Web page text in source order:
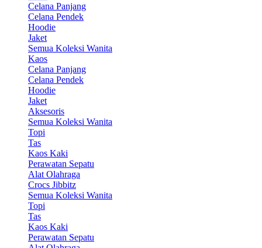
Celana Panjang
Celana Pendek
Hoodie
Jaket
Semua Koleksi Wanita
Kaos
Celana Panjang
Celana Pendek
Hoodie
Jaket
Aksesoris
Semua Koleksi Wanita
Topi
Tas
Kaos Kaki
Perawatan Sepatu
Alat Olahraga
Crocs Jibbitz
Semua Koleksi Wanita
Topi
Tas
Kaos Kaki
Perawatan Sepatu